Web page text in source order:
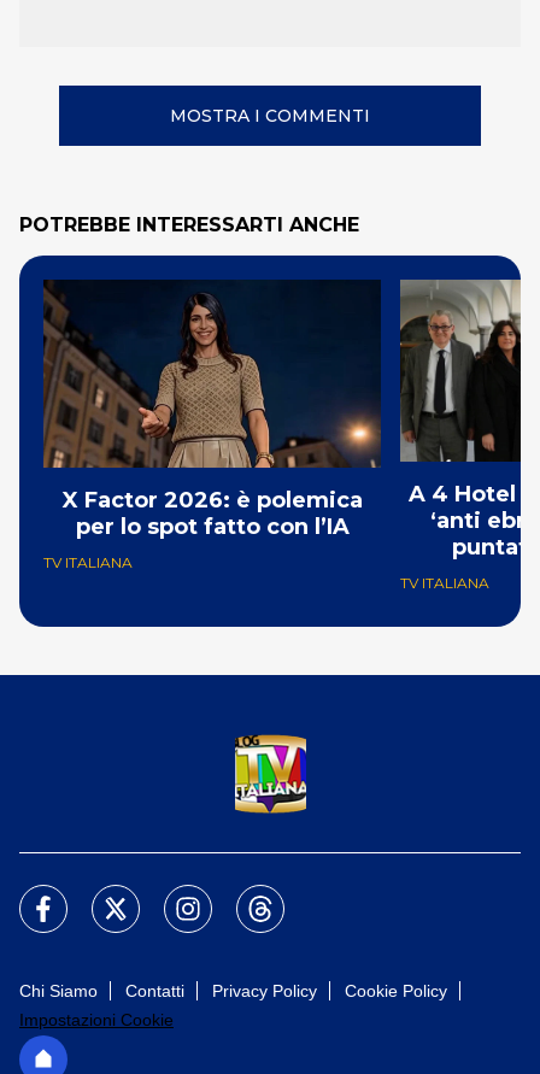
MOSTRA I COMMENTI
POTREBBE INTERESSARTI ANCHE
X Factor 2026: è polemica
per lo spot fatto con l’IA
TV ITALIANA
A 4 Hotel
‘anti
TV ITALIANA
Chi Siamo Contatti Privacy Policy
Cookie Policy
Impostazioni Cookie